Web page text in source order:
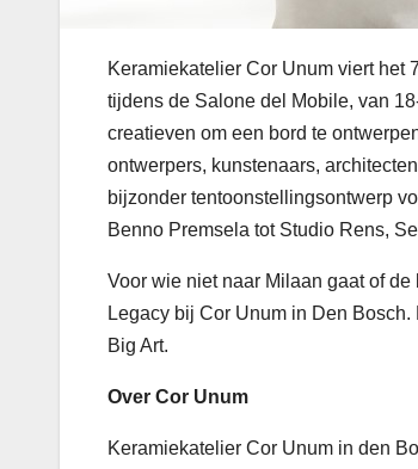
Keramiekatelier Cor Unum viert het
tijdens de Salone del Mobile, van
creatieven om een bord te
ontwerpers, kunstenaars,
bijzonder tentoonstellingsontwerp
Benno Premsela tot Studio Rens,
Voor wie niet naar Milaan gaat of
Legacy bij Cor Unum in Den
Big Art.
Over Cor Unum
Keramiekatelier Cor Unum in den